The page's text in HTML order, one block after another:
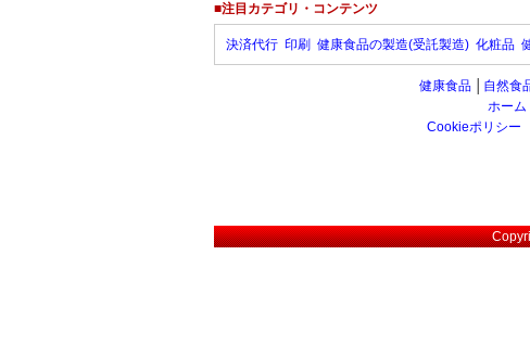
■注目カテゴリ・コンテンツ
決済代行 印刷 健康食品の製造(受託製造) 化粧品
健康食品 自然食
ホーム
Cookieポリシー